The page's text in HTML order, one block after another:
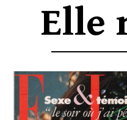
Elle